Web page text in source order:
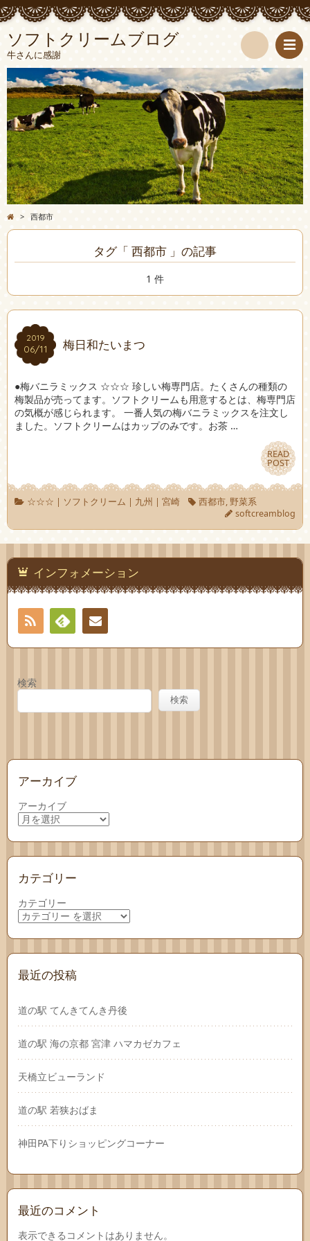
ソフトクリームブログ
牛さんに感謝
検
索
> 西都市
タグ「 西都市 」の記事
1 件
2019
06/11
2019
06/11 梅日和たいまつ
●梅バニラミックス ☆☆☆ 珍しい梅専門店。たくさんの種類の
梅製品が売ってます。ソフトクリームも用意するとは、梅専門店
の気概が感じられます。 一番人気の梅バニラミックスを注文し
ました。ソフトクリームはカップのみです。お茶 …
READ
POST
READ
POST
☆☆☆ | ソフトクリーム | 九州 | 宮崎 西都市, 野菜系
softcreamblog
インフォメーション
RSS
Feedlyお問
検索
検索
アーカイブ
アーカイブ
カテゴリー
カテゴリー
最近の投稿
道の駅 てんきてんき丹後
道の駅 海の京都 宮津 ハマカゼカフェ
天橋立ビューランド
道の駅 若狭おばま
神田PA下りショッピングコーナー
最近のコメント
表示できるコメントはありません。